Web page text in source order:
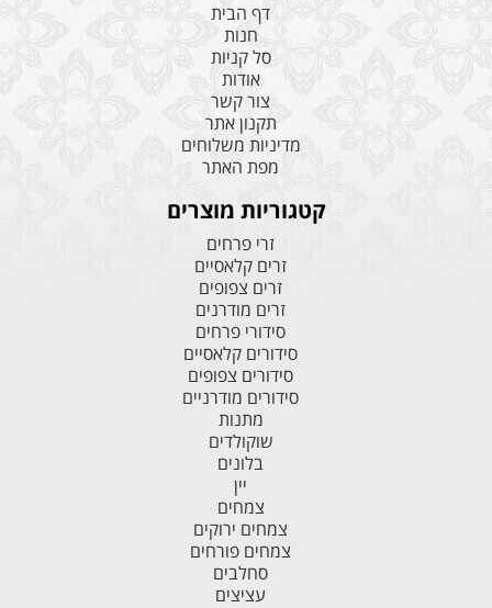
דף הבית
חנות
סל קניות
אודות
צור קשר
תקנון אתר
מדיניות משלוחים
מפת האתר
קטגוריות מוצרים
זרי פרחים
זרים קלאסיים
זרים צפופים
זרים מודרנים
סידורי פרחים
סידורים קלאסיים
סידורים צפופים
סידורים מודרניים
מתנות
שוקולדים
בלונים
יין
צמחים
צמחים ירוקים
צמחים פורחים
סחלבים
עציצים